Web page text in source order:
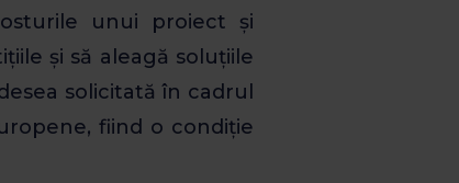
unui proiect și
și să aleagă soluțiile
solicitată în cadrul
fiind o condiție